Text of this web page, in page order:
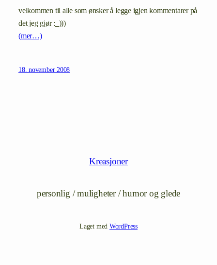
velkommen til alle som ønsker å legge igjen kommentarer på
det jeg gjør :_)))
(mer…)
18. november 2008
Kreasjoner
personlig / muligheter / humor og glede
Laget med WordPress